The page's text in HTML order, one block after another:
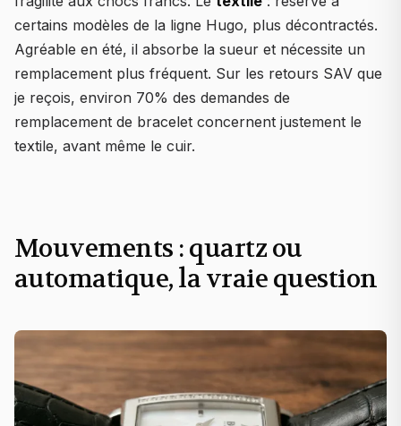
certains modèles de la ligne Hugo, plus décontractés.
Agréable en été, il absorbe la sueur et nécessite un
remplacement plus fréquent. Sur les retours SAV que
je reçois, environ 70% des demandes de
remplacement de bracelet concernent justement le
textile, avant même le cuir.
Mouvements : quartz ou
automatique, la vraie question